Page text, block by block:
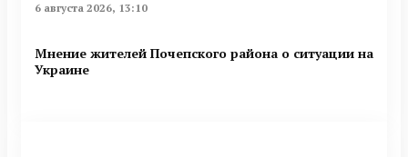
6 августа 2026, 13:10
Мнение жителей Почепского района о ситуации на
Украине